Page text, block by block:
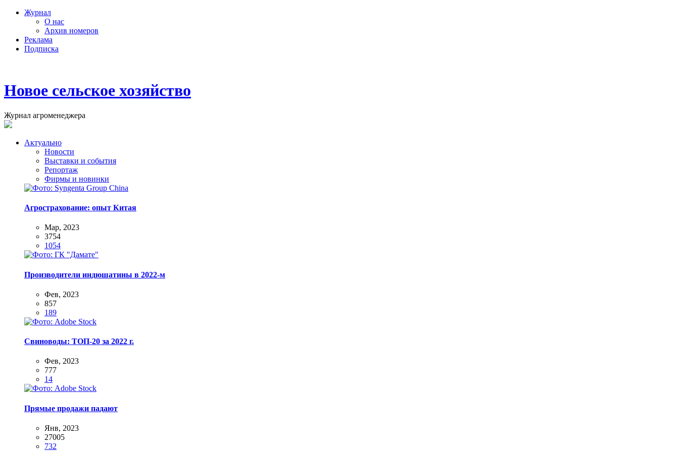
Журнал
О нас
Архив номеров
Реклама
Подписка
Новое сельское хозяйство
Журнал агроменеджера
Актуально
Новости
Выставки и события
Репортаж
Фирмы и новинки
Агрострахование: опыт Китая
Мар, 2023
3754
1054
Производители индюшатины в 2022-м
Фев, 2023
857
189
Свиноводы: ТОП-20 за 2022 г.
Фев, 2023
777
14
Прямые продажи падают
Янв, 2023
27005
732